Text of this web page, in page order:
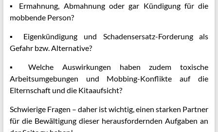
▪ Ermahnung, Abmahnung oder gar Kündigung für die
mobbende Person?
▪ Eigenkündigung und Schadensersatz-Forderung als
Gefahr bzw. Alternative?
▪ Welche Auswirkungen haben zudem toxische
Arbeitsumgebungen und Mobbing-Konflikte auf die
Elternschaft und die Kitaaufsicht?
Schwierige Fragen – daher ist wichtig, einen starken Partner
für die Bewältigung dieser herausfordernden Aufgaben an